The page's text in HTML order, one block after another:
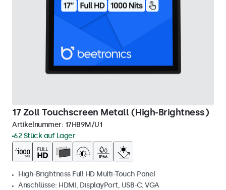
17 Zoll Touchscreen Metall (High-Brightness)
Artikelnummer: 17HB9M/U1
62 Stück auf Lager
High-Brightness Full HD Multi-Touch Panel
Anschlüsse: HDMI, DisplayPort, USB-C, VGA